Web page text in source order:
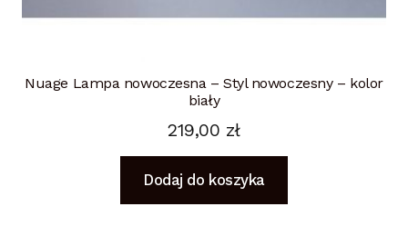
Nuage Lampa nowoczesna – Styl nowoczesny – kolor
biały
219,00 zł
Dodaj do koszyka